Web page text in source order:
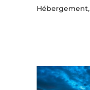
Hébergement,